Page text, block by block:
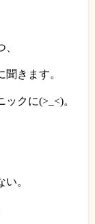
きます。
ックに(>_<)。
い。